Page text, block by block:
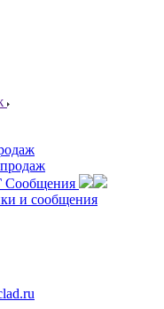
Сообщения
и сообщения